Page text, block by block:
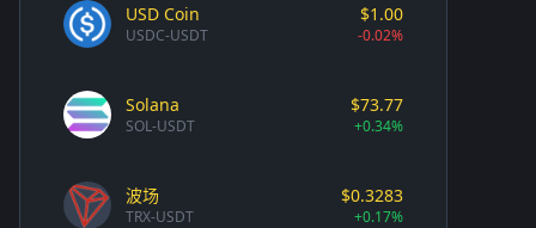
USD Coin
USDC-USDT
$1.00
-0.02%
Solana
SOL-USDT
$73.77
+0.34%
波场
TRX-USDT
$0.3283
+0.17%